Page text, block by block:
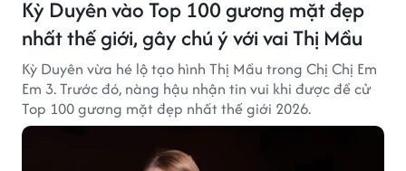
Kỳ Duyên vào Top 100 gương mặt đẹp
nhất thế giới, gây chú ý với vai Thị Mầu
Kỳ Duyên vừa hé lộ tạo hình Thị Mầu trong Chị Chị Em
Em 3. Trước đó, nàng hậu nhận tin vui khi được đề cử
Top 100 gương mặt đẹp nhất thế giới 2026.